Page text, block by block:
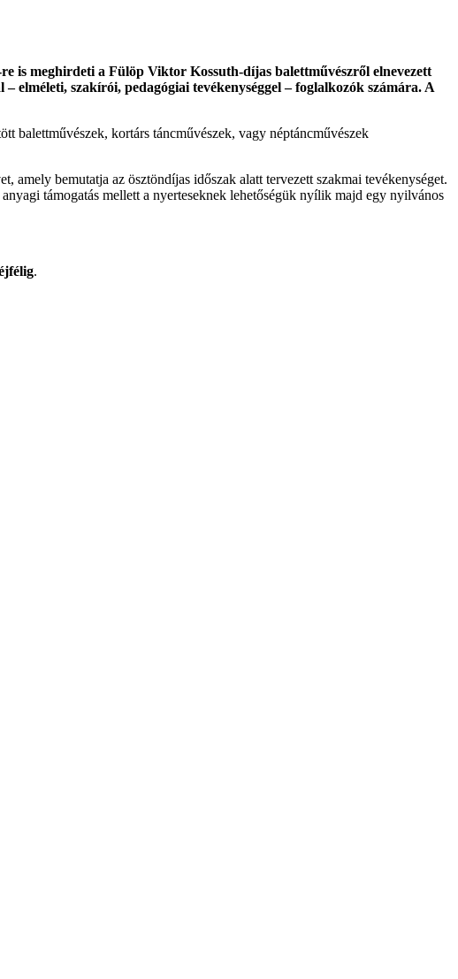
meghirdeti a Fülöp Viktor Kossuth-díjas balettművészről elnevezett
elméleti, szakírói, pedagógiai tevékenységgel – foglalkozók számára. A
balettművészek, kortárs táncművészek, vagy néptáncművészek
amely bemutatja az ösztöndíjas időszak alatt tervezett szakmai tevékenységet.
támogatás mellett a nyerteseknek lehetőségük nyílik majd egy nyilvános
.